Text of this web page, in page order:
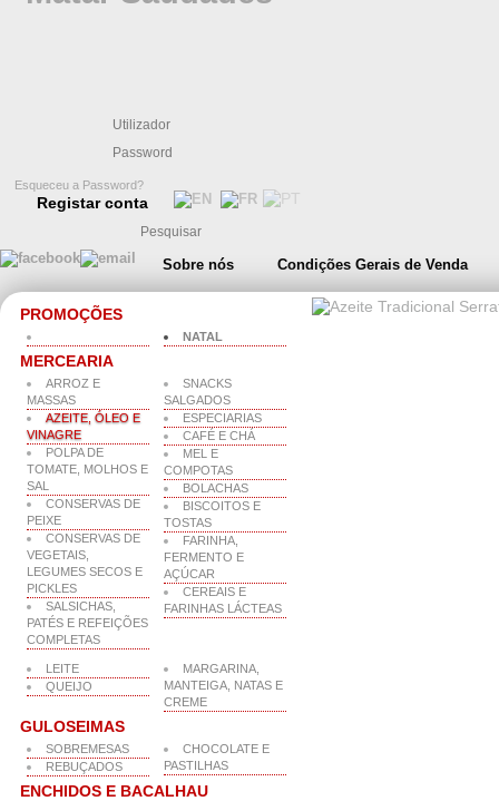
Esqueceu a Password?
Registar conta
Sobre nós Condições Gerais de Venda
PROMOÇÕES
NATAL
MERCEARIA
ARROZ E
MASSAS
AZEITE, ÓLEO E
VINAGRE
POLPA DE
TOMATE, MOLHOS E
SAL
CONSERVAS DE
PEIXE
CONSERVAS DE
VEGETAIS,
LEGUMES SECOS E
PICKLES
SALSICHAS,
PATÉS E REFEIÇÕES
COMPLETAS
SNACKS
SALGADOS
ESPECIARIAS
CAFÉ E CHÁ
MEL E
COMPOTAS
BOLACHAS
BISCOITOS E
TOSTAS
FARINHA,
FERMENTO E
AÇÚCAR
CEREAIS E
FARINHAS LÁCTEAS
LEITE
QUEIJO
MARGARINA,
MANTEIGA, NATAS E
CREME
GULOSEIMAS
SOBREMESAS
REBUÇADOS
CHOCOLATE E
PASTILHAS
ENCHIDOS E BACALHAU